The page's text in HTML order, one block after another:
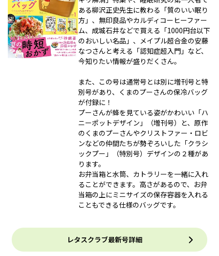
ある柳沢正史先生に教わる「質のいい眠り
方」、無印良品やカルディコーヒーファー
ム、成城石井などで買える「1000円台以下
のおいしい名品」、メイプル超合金の安藤
なつさんと考える「認知症超入門」など、
今知りたい情報が盛りだくさん。
また、この号は通常号とは別に増刊号と特
別号があり、くまのプーさんの保冷バッグ
が付録に！
プーさんが蜂を見ている姿がかわいい「ハ
ニーポットデザイン」（増刊号）と、原作
のくまのプーさんやクリストファー・ロビ
ンなどの仲間たちが勢ぞろいした「クラシ
ックプー」（特別号）デザインの２種があ
ります。
お弁当箱と水筒、カトラリーを一緒に入れ
ることができます。高さがあるので、お弁
当箱の上にミニサイズの保存容器を入れる
こともできる仕様のバッグです。
レタスクラブ最新号詳細